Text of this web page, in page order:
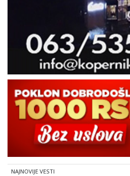
NAJNOVIJE VESTI